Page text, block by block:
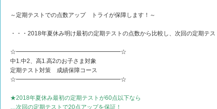
～定期テストでの点数アップ トライが保障します！～
・・・2018年夏休み明け最初の定期テストの点数から比較し、次回の定期テ
☆━━━━━━━━━━━━━━━━━━☆
中1.中2、高1.高2のお子さま対象
定期テスト対策 成績保障コース
☆━━━━━━━━━━━━━━━━━━☆
★2018年夏休み最初の定期テストが60点以下なら
…次回の定期テストで20点アップを保証！